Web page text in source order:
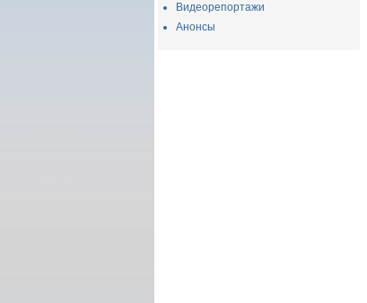
Видеорепортажи
Анонсы